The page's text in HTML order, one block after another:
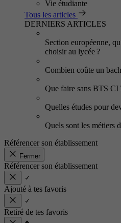
Vie étudiante
Tous les articles
DERNIERS ARTICLES
Section européenne,
choisir au lycée ?
Combien coûte un
Que faire sans BTS CI
Quelles études pour
Quels sont les métiers
Référencer son établissement
Fermer
Référencer son établissement
Ajouté à tes favoris
Retiré de tes favoris